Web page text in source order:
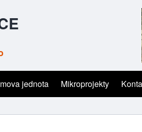
jednota Mikroprojekty